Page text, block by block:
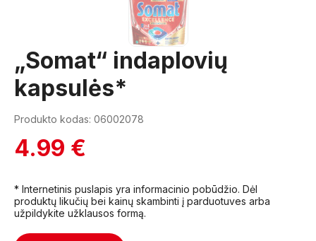
„Somat“ indaplovių
kapsulės*
Produkto kodas: 06002078
4.99 €
* Internetinis puslapis yra informacinio pobūdžio. Dėl
produktų likučių bei kainų skambinti į parduotuves arba
užpildykite užklausos formą.